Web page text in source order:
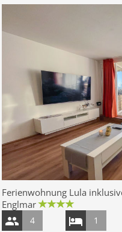
Ferienwohnung Lula
Englmar
4 1